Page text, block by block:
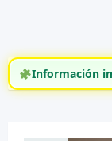
Información